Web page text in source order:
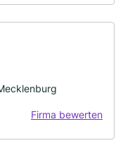
Firma bewerten